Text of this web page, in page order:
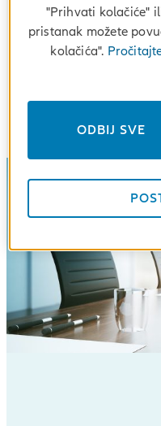
U Allianzu
"Prihvati kolačiće"
pristanak možete
kolačića".
ODBIJ SVE